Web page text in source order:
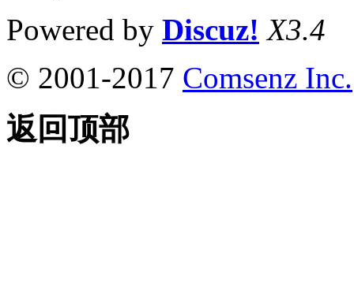
Powered by Discuz! X3.4
© 2001-2017 Comsenz Inc.
返回顶部